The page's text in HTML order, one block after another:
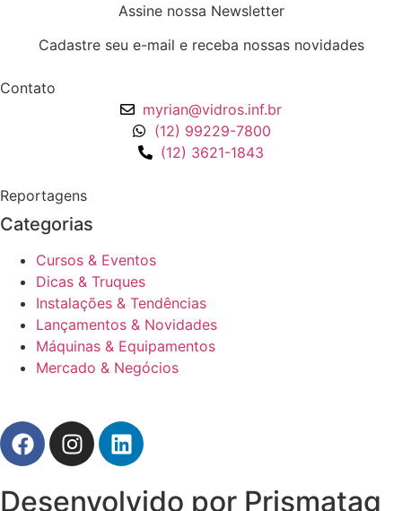
Assine nossa Newsletter
Cadastre seu e-mail e receba nossas novidades
Contato
myrian@vidros.inf.br
(12) 99229-7800
(12) 3621-1843
Reportagens
Categorias
Cursos & Eventos
Dicas & Truques
Instalações & Tendências
Lançamentos & Novidades
Máquinas & Equipamentos
Mercado & Negócios
Desenvolvido por Prismatag